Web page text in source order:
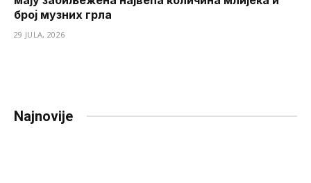
број музних грла
29 JULA, 2026
Najnovije